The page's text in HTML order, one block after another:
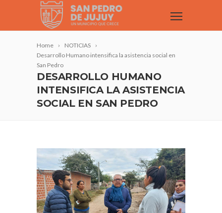
Home
NOTICIAS
Desarrollo Humano intensifica la asistencia social en
San Pedro
DESARROLLO HUMANO
INTENSIFICA LA ASISTENCIA
SOCIAL EN SAN PEDRO